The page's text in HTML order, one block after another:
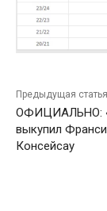
Предыдущая статья
ОФИЦИАЛЬНО:
выкупил
Консейсау